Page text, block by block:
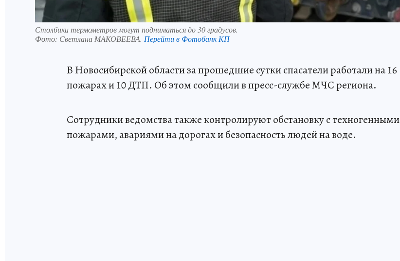
Столбики термометров могут подниматься до 30 градусов.
Фото: Светлана МАКОВЕЕВА. Перейти в Фотобанк КП
В Новосибирской области за прошедшие сутки спасатели работали на 16
пожарах и 10 ДТП. Об этом сообщили в пресс-службе МЧС региона.
Сотрудники ведомства также контролируют обстановку с техногенными
пожарами, авариями на дорогах и безопасность людей на воде.